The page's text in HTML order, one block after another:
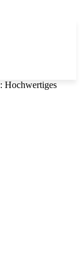
Hochwertiges